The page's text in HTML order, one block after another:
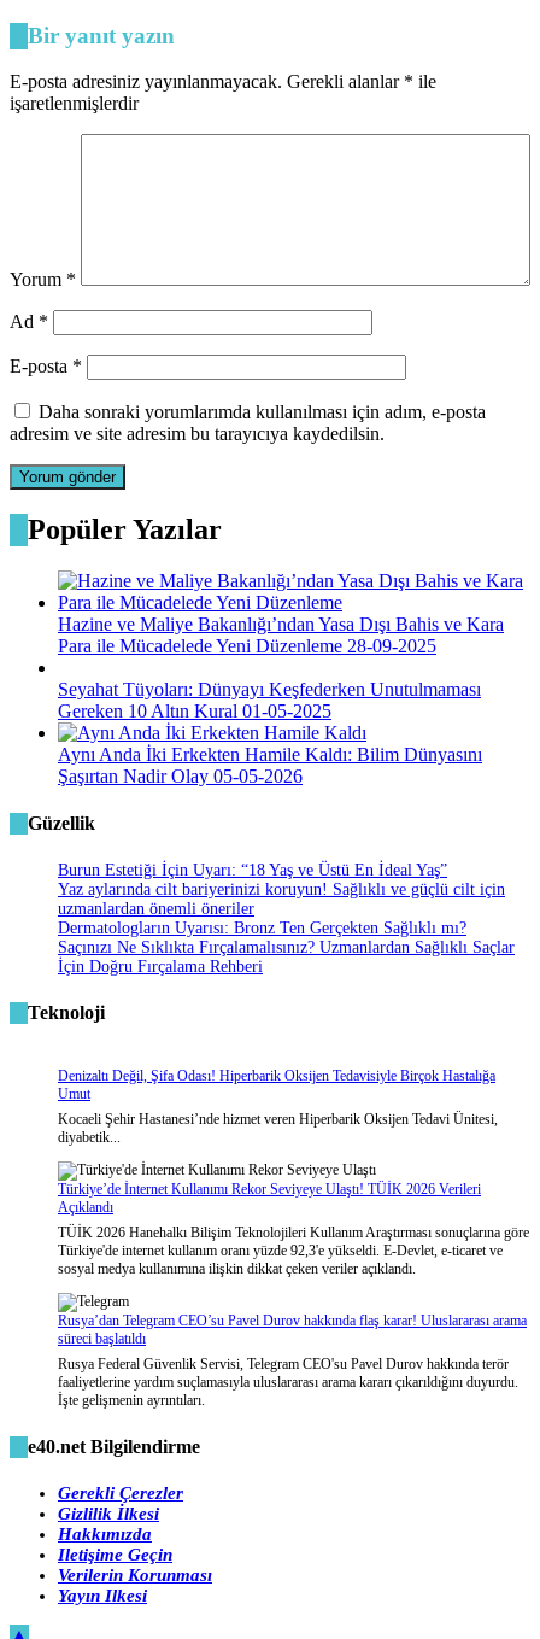
Bir yanıt yazın
E-posta adresiniz yayınlanmayacak. Gerekli alanlar * ile
işaretlenmişlerdir
Yorum *
Ad *
E-posta *
Daha sonraki yorumlarımda kullanılması için adım, e-posta
adresim ve site adresim bu tarayıcıya kaydedilsin.
Popüler Yazılar
Hazine ve Maliye Bakanlığı’ndan Yasa Dışı Bahis ve Kara
Para ile Mücadelede Yeni Düzenleme 28-09-2025
Seyahat Tüyoları: Dünyayı Keşfederken Unutulmaması
Gereken 10 Altın Kural 01-05-2025
Aynı Anda İki Erkekten Hamile Kaldı: Bilim Dünyasını
Şaşırtan Nadir Olay 05-05-2026
Güzellik
Burun Estetiği İçin Uyarı: “18 Yaş ve Üstü En İdeal Yaş”
Yaz aylarında cilt bariyerinizi koruyun! Sağlıklı ve güçlü cilt için
uzmanlardan önemli öneriler
Dermatologların Uyarısı: Bronz Ten Gerçekten Sağlıklı mı?
Saçınızı Ne Sıklıkta Fırçalamalısınız? Uzmanlardan Sağlıklı Saçlar
İçin Doğru Fırçalama Rehberi
Teknoloji
Denizaltı Değil, Şifa Odası! Hiperbarik Oksijen Tedavisiyle Birçok Hastalığa
Umut
Kocaeli Şehir Hastanesi’nde hizmet veren Hiperbarik Oksijen Tedavi Ünitesi,
diyabetik...
Türkiye’de İnternet Kullanımı Rekor Seviyeye Ulaştı! TÜİK 2026 Verileri
Açıklandı
TÜİK 2026 Hanehalkı Bilişim Teknolojileri Kullanım Araştırması sonuçlarına göre
Türkiye'de internet kullanım oranı yüzde 92,3'e yükseldi. E-Devlet, e-ticaret ve
sosyal medya kullanımına ilişkin dikkat çeken veriler açıklandı.
Rusya’dan Telegram CEO’su Pavel Durov hakkında flaş karar! Uluslararası arama
süreci başlatıldı
Rusya Federal Güvenlik Servisi, Telegram CEO'su Pavel Durov hakkında terör
faaliyetlerine yardım suçlamasıyla uluslararası arama kararı çıkarıldığını duyurdu.
İşte gelişmenin ayrıntıları.
e40.net Bilgilendirme
Gerekli Çerezler
Gizlilik İlkesi
Hakkımızda
Iletişime Geçin
Verilerin Korunması
Yayın Ilkesi
▲